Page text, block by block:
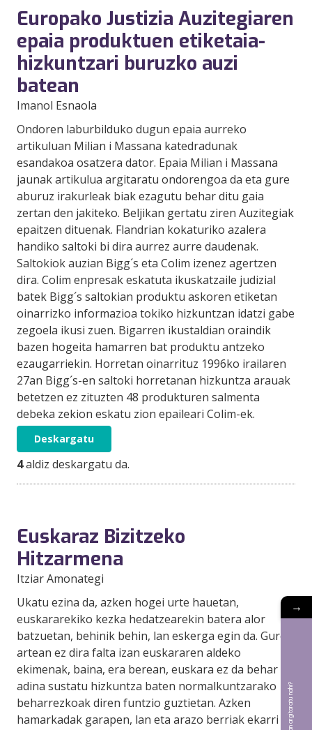
Europako Justizia Auzitegiaren
epaia produktuen etiketaia-
hizkuntzari buruzko auzi
batean
Imanol Esnaola
Ondoren laburbilduko dugun epaia aurreko
artikuluan Milian i Massana katedradunak
esandakoa osatzera dator. Epaia Milian i Massana
jaunak artikulua argitaratu ondorengoa da eta gure
aburuz irakurleak biak ezagutu behar ditu gaia
zertan den jakiteko. Beljikan gertatu ziren Auzitegiak
epaitzen dituenak. Flandrian kokaturiko azalera
handiko saltoki bi dira aurrez aurre daudenak.
Saltokiok auzian Bigg´s eta Colim izenez agertzen
dira. Colim enpresak eskatuta ikuskatzaile judizial
batek Bigg´s saltokian produktu askoren etiketan
oinarrizko informazioa tokiko hizkuntzan idatzi gabe
zegoela ikusi zuen. Bigarren ikustaldian oraindik
bazen hogeita hamarren bat produktu antzeko
ezaugarriekin. Horretan oinarrituz 1996ko irailaren
27an Bigg´s-en saltoki horretanan hizkuntza arauak
betetzen ez zituzten 48 produkturen salmenta
debeka zekion eskatu zion epaileari Colim-ek.
Deskargatu
4aldiz deskargatu da.
Euskaraz Bizitzeko
Hitzarmena
Itziar Amonategi
Ukatu ezina da, azken hogei urte hauetan,
euskararekiko kezka hedatzearekin batera alor
batzuetan, behinik behin, lan eskerga egin da. Gure
artean ez dira falta izan euskararen aldeko
ekimenak, baina, era berean, euskara ez da behar
adina sustatu hizkuntza baten normalkuntzarako
beharrezkoak diren funtzio guztietan. Azken
hamarkadak garapen, lan eta arazo berriak ekarri
→